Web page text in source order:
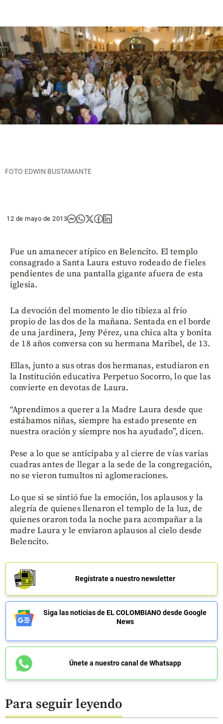
FOTO EDWIN BUSTAMANTE
12 de mayo de 2013
Fue un amanecer atípico en Belencito. El templo
consagrado a Santa Laura estuvo rodeado de fieles
pendientes de una pantalla gigante afuera de esta
iglesia.
La devoción del momento le dio tibieza al frío
propio de las dos de la mañana. Sentada en el borde
de una jardinera, Jeny Pérez, una chica alta y bonita
de 18 años conversa con su hermana Maribel, de 13.
Ellas, junto a sus otras dos hermanas, estudiaron en
la Institución educativa Perpetuo Socorro, lo que las
convierte en devotas de Laura.
“Aprendimos a querer a la Madre Laura desde que
estábamos niñas, siempre ha estado presente en
nuestra oración y siempre nos ha ayudado”, dicen.
Pese a lo que se anticipaba y al cierre de vías varias
cuadras antes de llegar a la sede de la congregación,
no se vieron tumultos ni aglomeraciones.
Lo que si se sintió fue la emoción, los aplausos y la
alegría de quienes llenaron el templo de la luz, de
quienes oraron toda la noche para acompañar a la
madre Laura y le enviaron aplausos al cielo desde
Belencito.
Regístrate a nuestro newsletter
Siga las noticias de EL COLOMBIANO desde Google
News
Únete a nuestro canal de Whatsapp
Para seguir leyendo